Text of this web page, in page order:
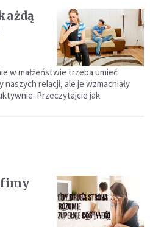
w małżeństwie trzeba umieć
relacji, ale je wzmacniały.
Przeczytajcie jak: